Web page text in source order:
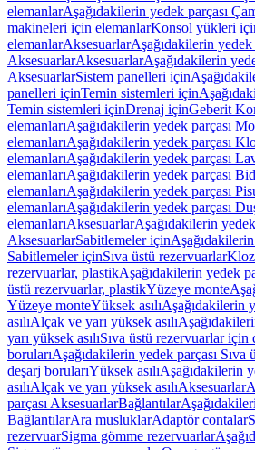
elemanlarAşağıdakilerin yedek parçası
makineleri için elemanlarKonsol yükleri
elemanlarAksesuarlarAşağıdakilerin yedek
AksesuarlarAksesuarlarAşağıdakilerin
AksesuarlarSistem panelleri için
panelleri içinTemin sistemleri için
Temin sistemleri içinDrenaj içinGeberit
elemanlarıAşağıdakilerin yedek parçası
elemanlarıAşağıdakilerin yedek parçası
elemanlarıAşağıdakilerin yedek parçası
elemanlarıAşağıdakilerin yedek parçası
elemanlarıAşağıdakilerin yedek parçası
elemanlarıAşağıdakilerin yedek parçası
elemanlarıAksesuarlarAşağıdakilerin yedek
AksesuarlarSabitlemeler için
Sabitlemeler içinSıva üstü rezervuarlar
rezervuarlar, plastikAşağıdakilerin yedek
üstü rezervuarlar, plastikYüzeye monte
Yüzeye monteYüksek asılıAşağıdakilerin
asılıAlçak ve yarı yüksek asılı
yarı yüksek asılıSıva üstü rezervuarlar için
borularıAşağıdakilerin yedek parçası Sıva
deşarj borularıYüksek asılıAşağıdakilerin
asılıAlçak ve yarı yüksek asılıAksesuarlar
parçası AksesuarlarBağlantılar
BağlantılarAra musluklarAdaptör contalar
rezervuarSigma gömme rezervuarlar